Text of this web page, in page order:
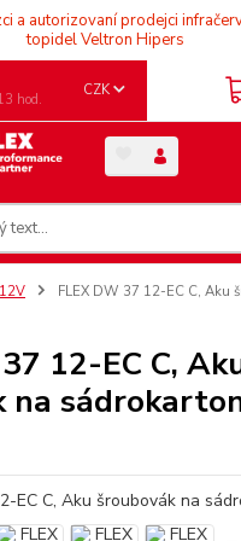
a autorizovaní prodejci
topidel Veltron Hipers
CZK
hod.
FLEX DW 37 12-EC C, Aku
12-EC C,
na